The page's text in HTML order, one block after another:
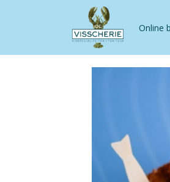
Online